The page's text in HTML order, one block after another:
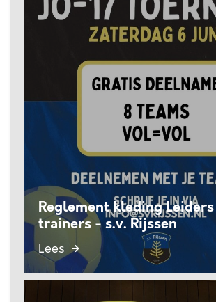
Reglement kleding Leiders
trainers - s.v. Rijssen
Lees